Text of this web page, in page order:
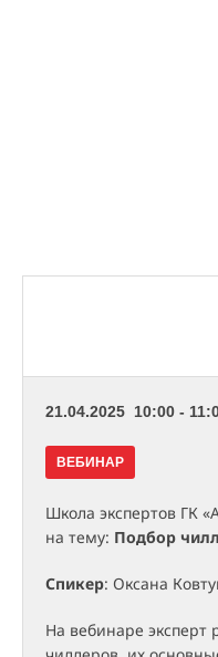
21.04.2025 10:00 -
ВЕБИНАР
Школа экспертов ГК
на тему: Подбор
Спикер: Оксана
На вебинаре эксперт